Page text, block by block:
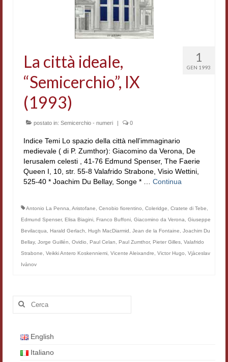
Accordi di cooperazione
Koreanische Literatur und Kultur
Hagiographica Coreana
Cultura medioevale
Corpus Rhythmorum Musicum
Epistolografia
Semicerchio
Filologia digitale
1
GEN 1993
La città ideale,
“Semicerchio”, IX
(1993)
postato in: Semicerchio - numeri | 0
Indice Temi Lo spazio della città nell’immaginario
medievale ( di P. Zumthor): Giacomino da Verona, De
Ierusalem celesti , 41-76 Edmund Spenser, The Faerie
Queen I, 10, str. 55-8 Valafrido Strabone, Visio Wettini,
525-40 * Joachim Du Bellay, Songe * … Continua
Antonio La Penna Aristofane Cenobio fiorentino Coleridge Cratete di Tebe
Edmund Spenser, Elisa Biagini Franco Buffoni Giacomino da Verona
Giuseppe
Bevilacqua
Harald Gerlach Hugh MacDiarmid Jean de la Fontaine
Joachim Du
Bellay, Jorge Guillén Ovidio Paul Celan Paul Zumthor, Pieter Gilles Valafrido
Strabone
Veikki Antero Koskenniemi Vicente Aleixandre Victor Hugo
Vjàceslav
Ivànov
Cerca:
English
Italiano